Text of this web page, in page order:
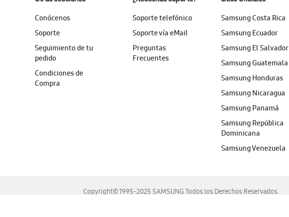
Conócenos
Soporte
Seguimiento de tu
pedido
Condiciones de
Compra
Soporte telefónico
Soporte vía eMail
Preguntas
Frecuentes
Samsung Costa Rica
Samsung Ecuador
Samsung El Salvador
Samsung Guatemala
Samsung Honduras
Samsung Nicaragua
Samsung Panamá
Samsung República
Dominicana
Samsung Venezuela
Copyright© 1995-2025 SAMSUNG Todos los Derechos Reservados.